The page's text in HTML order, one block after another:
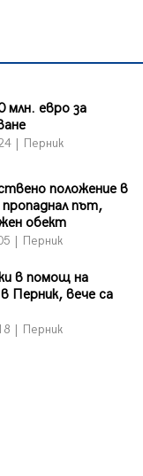
млн. евро за
| Перник
положение в
пропаднал път,
обект
| Перник
в помощ на
Перник, вече са
| Перник